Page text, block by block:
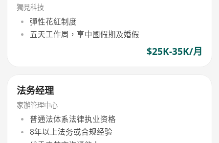
獨見科技
彈性花紅制度
五天工作周，享中國假期及婚假
$25K-35K/月
法务经理
家辦管理中心
普通法体系法律执业资格
8年以上法务或合规经验